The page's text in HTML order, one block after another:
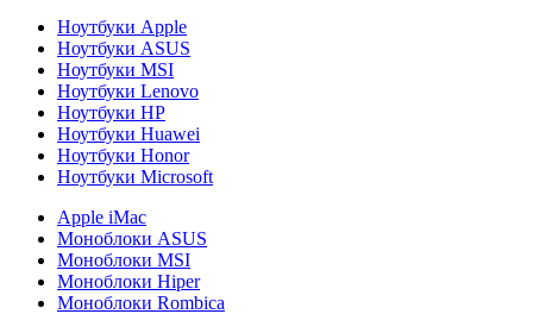
Ноутбуки Apple
Ноутбуки ASUS
Ноутбуки MSI
Ноутбуки Lenovo
Ноутбуки HP
Ноутбуки Huawei
Ноутбуки Honor
Ноутбуки Microsoft
Apple iMac
Моноблоки ASUS
Моноблоки MSI
Моноблоки Hiper
Моноблоки Rombica